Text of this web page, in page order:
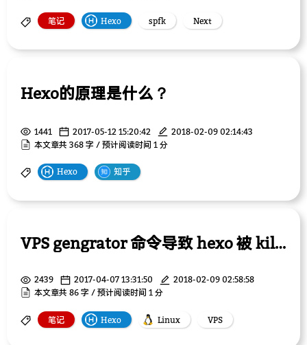
笔记 Hexo spfk Next
Hexo的原理是什么？
1441 2017-05-12 15:20:42
2018-02-09 02:14:43
本文章共 368 字 / 预计阅读时间 1 分
Hexo 知乎
VPS gengrator 命令导致 hexo 被 killed 解决方案
2439 2017-04-07 13:31:50
2018-02-09 02:58:58
本文章共 86 字 / 预计阅读时间 1 分
笔记 Hexo Linux VPS